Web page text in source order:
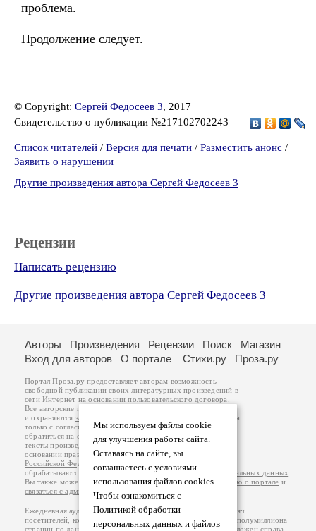
проблема.
Продолжение следует.
© Copyright: Сергей Федосеев 3, 2017
Свидетельство о публикации №217102702243
Список читателей / Версия для печати / Разместить анонс /
Заявить о нарушении
Другие произведения автора Сергей Федосеев 3
Рецензии
Написать рецензию
Другие произведения автора Сергей Федосеев 3
Мы используем файлы cookie
для улучшения работы сайта.
Оставаясь на сайте, вы
соглашаетесь с условиями
использования файлов cookies.
Чтобы ознакомиться с
Политикой обработки
персональных данных и файлов
Авторы Произведения Рецензии Поиск
Магазин
Вход для авторов
О портале Стихи.ру Проза.ру
Портал Проза.ру предоставляет авторам возможность
свободной публикации своих литературных произведений в
сети Интернет на основаниипользовательского договора
Все авторские права на произведения принадлежат авторам
и охраняются законом
. Перепечатка произведений возможна
только с согласия его автора, к которому вы можете
обратиться на его авторской странице. Ответственность за
тексты произведений авторы несут самостоятельно на
основанииправил публикацииизаконодательства
Российской Федерации
обрабатываются на основанииПолитики обработки персональных данных
Вы также можете посмотреть более подробнуюинформацию о портале и
связаться с администрацией
Ежедневная аудитория портала Проза.ру – порядка 100 тысяч
посетителей, которые в общей сумме просматривают более полумиллиона
страниц по данным счетчика посещаемости, который расположен справа